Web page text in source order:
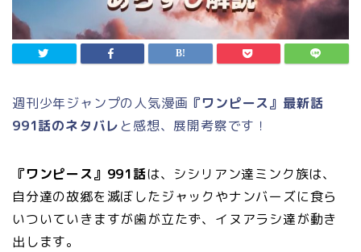
週刊少年ジャンプの人気漫画 『ワンピース』最新話
991話のネタバレと感想、展開考察です！
『ワンピース』991話は、シシリアン達ミンク族は、
自分達の故郷を滅ぼしたジャックやナンバーズに食ら
いついていきますが歯が立たず、イヌアラシ達が動き
出します。